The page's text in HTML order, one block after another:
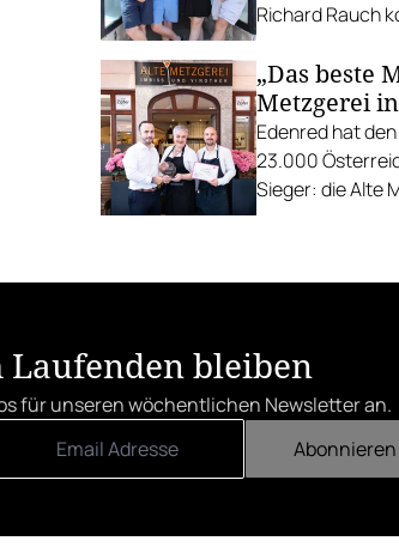
Richard Rauch
„Das beste
Metzgerei
Edenred hat
23.000
Sieger: die Alte
Laufenden bleiben
für unseren wöchentlichen Newsletter an.
Abonnieren